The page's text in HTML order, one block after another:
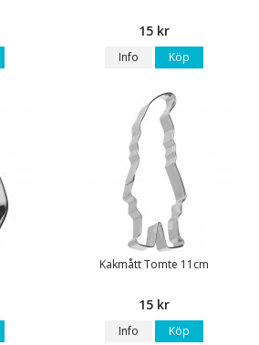
15 kr
Info Köp
Kakmått Tomte 11cm
15 kr
Info Köp